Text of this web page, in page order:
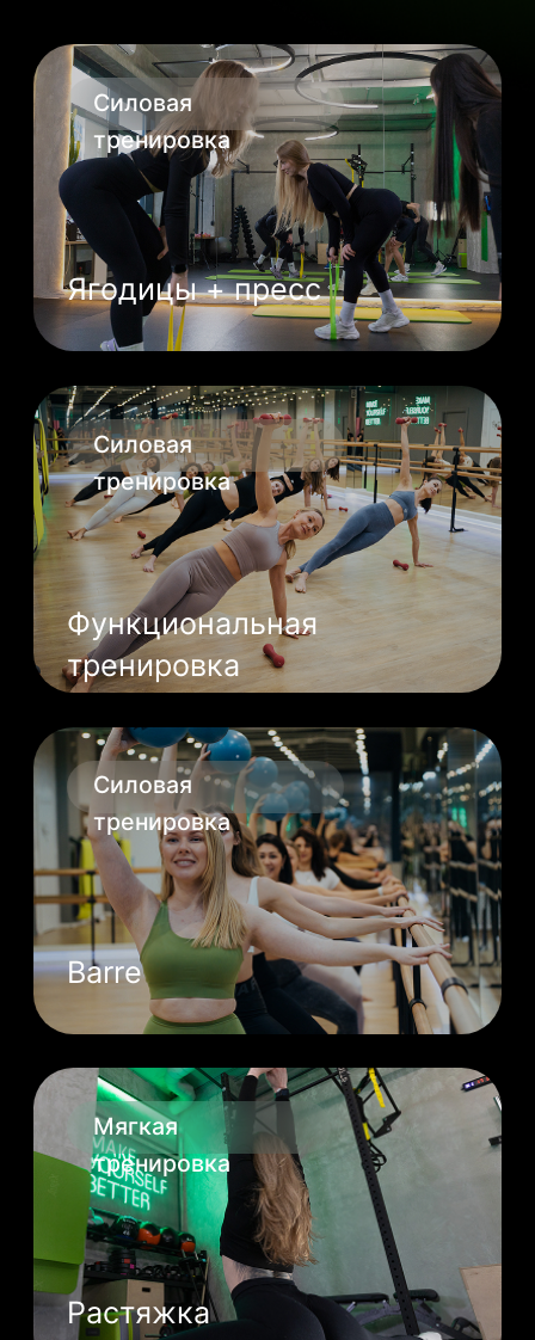
Всё это —
Ваши преимущества
Индивидуальный подход
даже на групповых
Тренировки проходят
в небольших группах, поэтому
тренер уделяет внимание каждой,
помогает с подбором
оборудования и адаптирует или
заменяет упражнения, если вам
это необходимо.
На тренировке вам понадобится
только спортивная форма и обувь.
Всё остальное есть у нас:
полотенца, средства для душа
и гигиены. Наши заботливые
администраторы угостят
вас вкусным кофе, чаем и всегда
поддержат разговор на любую
тему.
Просторные залы,
панорамные окна
и эстетичный интерьер